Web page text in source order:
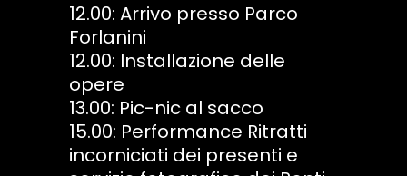
12.00: Arrivo presso Parco
Forlanini
12.00: Installazione delle
opere
13.00: Pic-nic al sacco
15.00: Performance Ritratti
incorniciati dei presenti e